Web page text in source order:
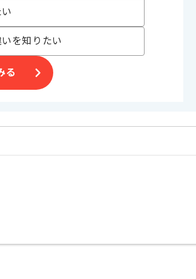
を知りたい
る